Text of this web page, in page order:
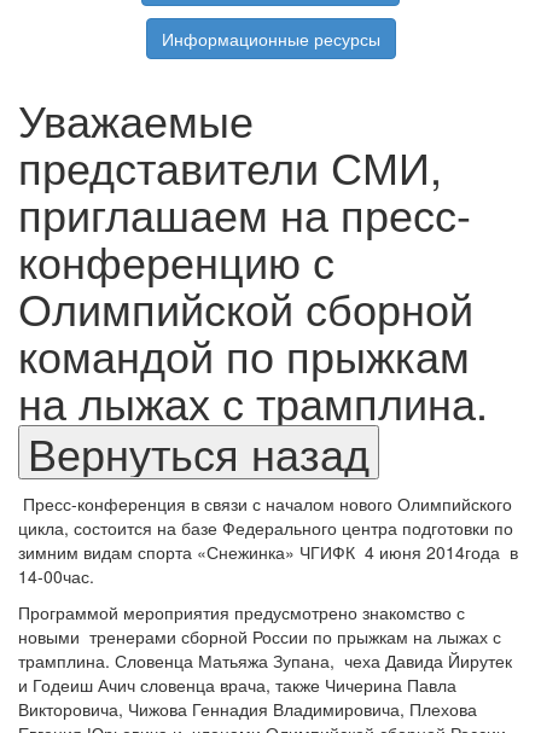
Информационные ресурсы
Уважаемые
представители СМИ,
приглашаем на пресс-
конференцию с
Олимпийской сборной
командой по прыжкам
на лыжах с трамплина.
Пресс-конференция в связи с началом нового Олимпийского
цикла, состоится на базе Федерального центра подготовки по
зимним видам спорта «Снежинка» ЧГИФК 4 июня 2014года в
14-00час.
Программой мероприятия предусмотрено знакомство с
новыми тренерами сборной России по прыжкам на лыжах с
трамплина. Словенца Матьяжа Зупана, чеха Давида Йирутек
и Годеиш Ачич словенца врача, также Чичерина Павла
Викторовича, Чижова Геннадия Владимировича, Плехова